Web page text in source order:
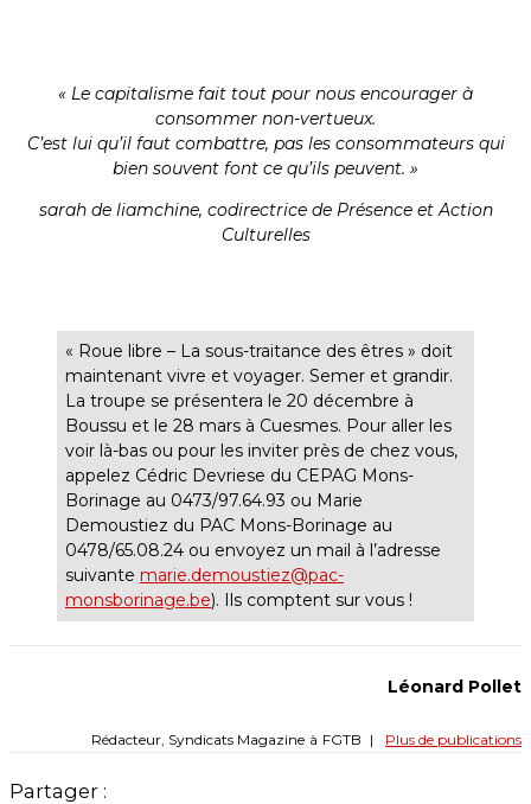
« Le capitalisme fait tout pour nous encourager à
consommer non-vertueux.
C’est lui qu’il faut combattre, pas les consommateurs qui
bien souvent font ce qu’ils peuvent. »
sarah de liamchine, codirectrice de Présence et Action
Culturelles
« Roue libre – La sous-traitance des êtres » doit
maintenant vivre et voyager. Semer et grandir.
La troupe se présentera le 20 décembre à
Boussu et le 28 mars à Cuesmes. Pour aller les
voir là-bas ou pour les inviter près de chez vous,
appelez Cédric Devriese du CEPAG Mons-
Borinage au 0473/97.64.93 ou Marie
Demoustiez du PAC Mons-Borinage au
0478/65.08.24 ou envoyez un mail à l’adresse
suivante marie.demoustiez@pac-
monsborinage.be). Ils comptent sur vous !
Léonard Pollet
Rédacteur, Syndicats Magazine à FGTB | Plus de publications
Partager :